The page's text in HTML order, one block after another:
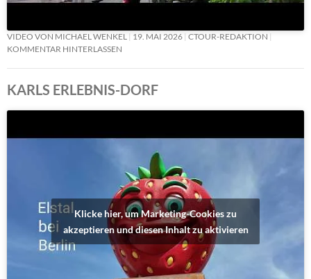
VIDEO VON MICHAEL WENKEL 19. MAI 2026 CTOUR-REDAKTION
KOMMENTAR HINTERLASSEN
KARLS ERLEBNIS-DORF
Klicke hier, um Marketing-Cookies zu
akzeptieren und diesen Inhalt zu aktivieren